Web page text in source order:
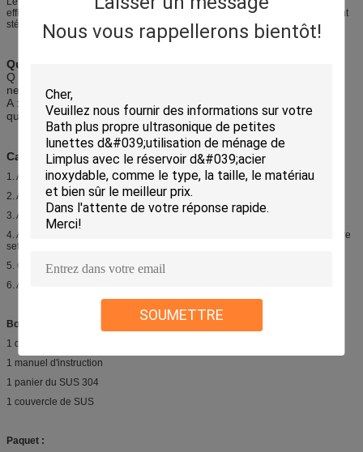
Nous vous rappellerons bientôt!
SOUMETTRE
efficace. Enlevez les débris, une partie de bacterias de matériel médical avant
stérilisent.
Question :
Q : Combien de fois est-ce que je devrais changer le liquide de
nettoyage dans mon réservoir ?
A : Changé toutes les fois qu'il devient visiblement trop souillé, ou
quand le processus de nettoyage n'est pas comme efficace
Caractéristiques :
1. Avec la fonction de chauffage. jusqu'à 80C est disponible.
2. Avec le mode de champ, obtenez un meilleur résultat de nettoyage.
3. Avec le panier de SUS, adaptez pour la taille différente de l'objet.
4. Avec le système de chauffage constant automatique, assurez la température
setted
5. Contrôle de générateur d'encart.
6. Avec le drainage, facile de tirer l'eau/liquide
Bordereau d'expédition :
1 décapant LS-1201 ultrasonique réglé
1 manuel d'instruction
1 panier du SUS 304
1 couvercle de SUS
Paquet :